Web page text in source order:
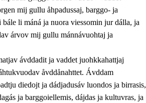
ja åvddånibme
hárráj
mij gullu åhpadussaj, barggo- ja
li máná ja nuora viessomin jur dálla, ja
árvov mij gullu mánnávuohtaj ja
ávddadit ja vaddet juohkkahattjaj
åvddånahttet. Ávddam
diedojt ja dádjadusáv luondos ja birrasis,
ja barggoiellemis, dájdas ja kultuvras, ja